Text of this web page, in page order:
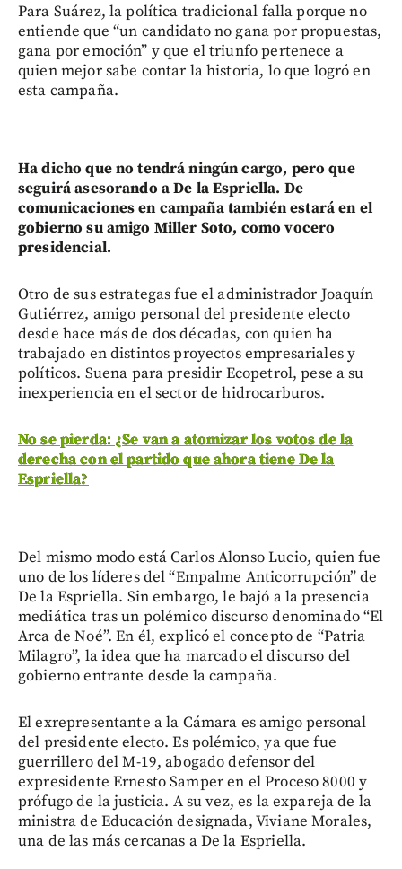
Para Suárez, la política tradicional falla porque no
entiende que “un candidato no gana por propuestas,
gana por emoción” y que el triunfo pertenece a
quien mejor sabe contar la historia, lo que logró en
esta campaña.
Ha dicho que no tendrá ningún cargo, pero que
seguirá asesorando a De la Espriella. De
comunicaciones en campaña también estará en el
gobierno su amigo Miller Soto, como vocero
presidencial.
Otro de sus estrategas fue el administrador Joaquín
Gutiérrez, amigo personal del presidente electo
desde hace más de dos décadas, con quien ha
trabajado en distintos proyectos empresariales y
políticos. Suena para presidir Ecopetrol, pese a su
inexperiencia en el sector de hidrocarburos.
No se pierda: ¿Se van a atomizar los votos de la
derecha con el partido que ahora tiene De la
Espriella?
Del mismo modo está Carlos Alonso Lucio, quien fue
uno de los líderes del “Empalme Anticorrupción” de
De la Espriella. Sin embargo, le bajó a la presencia
mediática tras un polémico discurso denominado “El
Arca de Noé”. En él, explicó el concepto de “Patria
Milagro”, la idea que ha marcado el discurso del
gobierno entrante desde la campaña.
El exrepresentante a la Cámara es amigo personal
del presidente electo. Es polémico, ya que fue
guerrillero del M-19, abogado defensor del
expresidente Ernesto Samper en el Proceso 8000 y
prófugo de la justicia. A su vez, es la expareja de la
ministra de Educación designada, Viviane Morales,
una de las más cercanas a De la Espriella.